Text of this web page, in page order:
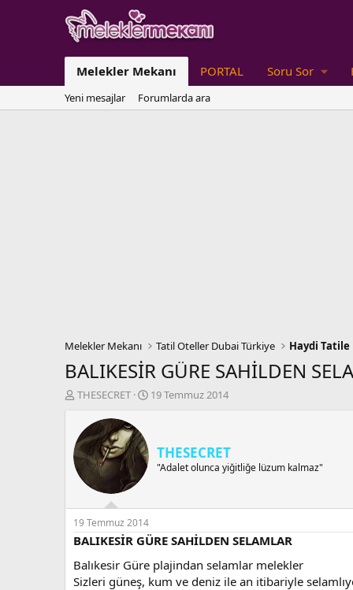
Melekler Mekanı PORTAL Soru Sor
Yeni mesajlar Forumlarda ara
Melekler Mekanı Tatil Oteller Dubai Türkiye Haydi Tatile
BALIKESİR GÜRE SAHİLDEN
K
b
u
u
a
ş
l
a
t
a
THESECRET
B
ç
a
r
h
19 Temmuz 2014
THESECRET
"Adalet olunca yiğitliğe lüzum kalmaz"
19 Temmuz 2014
BALIKESİR GÜRE SAHİLDEN SELAMLAR
Balıkesir Güre plajindan selamlar melekler
Sizleri güneş, kum ve deniz ile an itibariyle